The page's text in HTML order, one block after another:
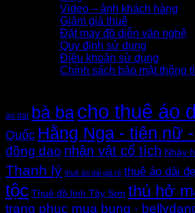
Video – ảnh khách hàng
Giảm giá thuê
Đặt may đồ diễn văn nghệ
Quy định sử dụng
Điều khoản sử dụng
Chính sách bảo mật thông
áo dài bà bacho thuê áo
Quốc Hằng Nga - tiên nữ
đồng dao nhân vật cổ tích Nhảy
Thanh lý thuê áo dài giá rẻ thuê áo dài
tộc Thuê đồ lính Tây Sơn thú hở
trang phuc mua bung -